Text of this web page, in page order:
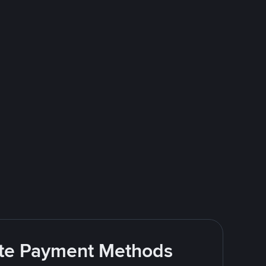
Payment Methods